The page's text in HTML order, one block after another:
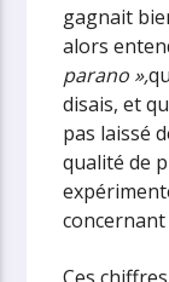
gagnait
alors
parano »,
disais, et
pas laissé
qualité de
Ces